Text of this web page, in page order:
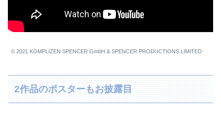
© 2021 KOMPLIZEN SPENCER GmbH & SPENCER PRODUCTIONS LIMITED
2作品のポスターもお披露目